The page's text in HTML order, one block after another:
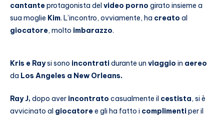
cantanteprotagonista delvideo porno girato insieme a
sua moglie Kim. L’incontro, ovviamente, ha creato al
giocatore, molto imbarazzo.
Kris e Raysi sono incontratidurante un viaggio in aereo
da Los Angeles a New Orleans.
Ray J,dopo aver incontrato casualmente il cestista, si è
avvicinato al giocatoree gli ha fatto i complimentiper il